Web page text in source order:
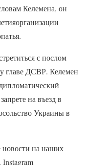
Келемена, он
с послом
главе ДСВР. Келемен
на въезд в
Украины в
на наших
Instagram